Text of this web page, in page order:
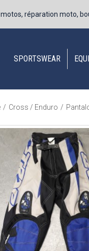
réparation moto,
SPORTSWEAR
/ Cross / Enduro /